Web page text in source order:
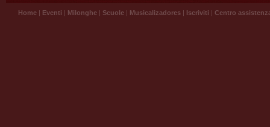
Home | Eventi | Milonghe | Scuole | Musicalizadores | Iscriviti | Centro